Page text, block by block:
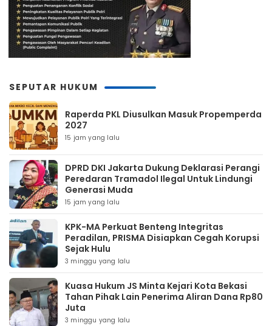
SEPUTAR HUKUM
Raperda PKL Diusulkan Masuk Propemperda
2027
15 jam yang lalu
DPRD DKI Jakarta Dukung Deklarasi Perangi
Peredaran Tramadol Ilegal Untuk Lindungi
Generasi Muda
15 jam yang lalu
KPK-MA Perkuat Benteng Integritas
Peradilan, PRISMA Disiapkan Cegah Korupsi
Sejak Hulu
3 minggu yang lalu
Kuasa Hukum JS Minta Kejari Kota Bekasi
Tahan Pihak Lain Penerima Aliran Dana Rp80
Juta
3 minggu yang lalu